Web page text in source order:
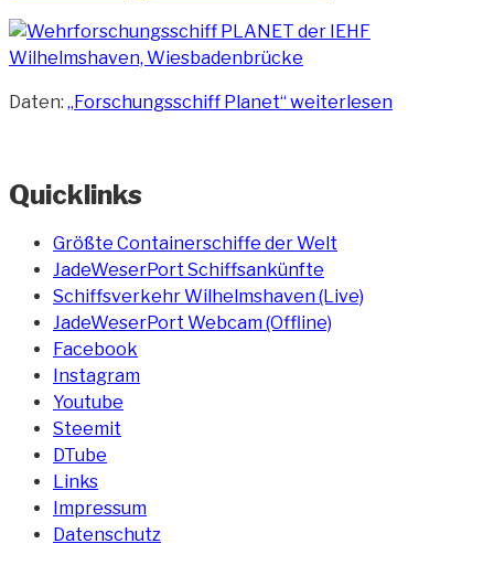
Daten: „Forschungsschiff Planet“weiterlesen
Quicklinks
Größte Containerschiffe der Welt
JadeWeserPort Schiffsankünfte
Schiffsverkehr Wilhelmshaven (Live)
JadeWeserPort Webcam (Offline)
Facebook
Instagram
Youtube
Steemit
DTube
Links
Impressum
Datenschutz